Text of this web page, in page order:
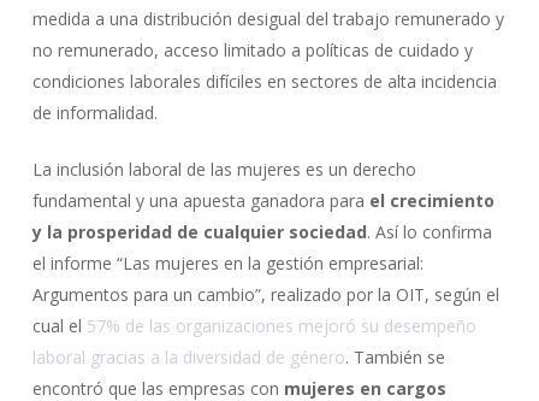
medida a una distribución desigual del trabajo remunerado y
no remunerado, acceso limitado a políticas de cuidado y
condiciones laborales difíciles en sectores de alta incidencia
de informalidad.
La inclusión laboral de las mujeres es un derecho
fundamental y una apuesta ganadora para el crecimiento
y la prosperidad de cualquier sociedad. Así lo confirma
el informe “Las mujeres en la gestión empresarial:
Argumentos para un cambio”, realizado por la OIT, según el
cual el 57% de las organizaciones mejoró su desempeño
laboral gracias a la diversidad de género. También se
encontró que las empresas con mujeres en cargos